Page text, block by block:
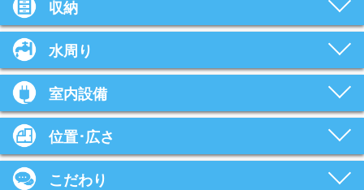
収納
水周り
室内設備
位置･広さ
こだわり